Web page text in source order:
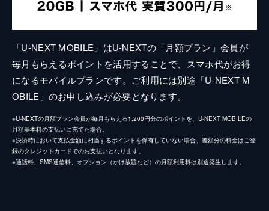
「U-NEXT MOBILE」はU-NEXTの「月額プラン」会員が
毎月もらえるポイントを活用することで、スマホ代がお得
になるモバイルプランです。ご利用には別途「U-NEXT M
OBILE」のお申し込みが必要となります。
※U-NEXTの月額プラン会員が毎月もらえる1,200円分のポイントを、U-NEXT MOBILEの
月額基本料の支払いに充てた場合。
※決済時において支払金額に相当するポイントを保有していない場合、差額分の料金はご登
録のクレジットカードでのお支払いとなります。
※通話料、SMS通信料、オプション（かけ放題など）の月額利用料は別途発生します。